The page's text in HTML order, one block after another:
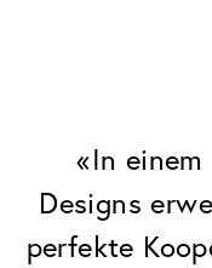
«In
Designs
perfekte